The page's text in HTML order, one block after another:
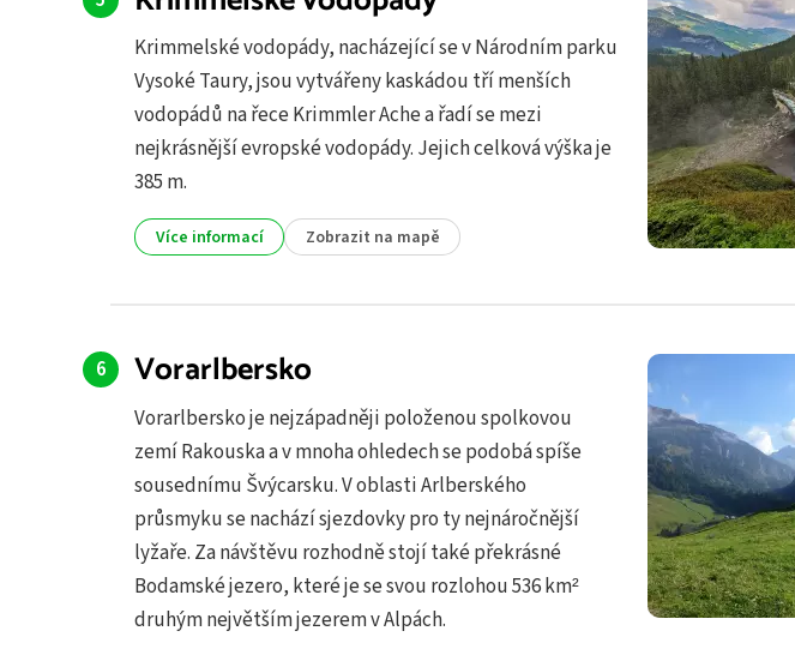
Krimmelské vodopády, nacházející se v Národním parku
Vysoké Taury, jsou vytvářeny kaskádou tří menších
vodopádů na řece Krimmler Ache a řadí se mezi
nejkrásnější evropské vodopády. Jejich celková výška je
385 m.
Více informací Zobrazit na mapě
Vorarlbersko
Vorarlbersko je nejzápadněji položenou spolkovou
zemí Rakouska a v mnoha ohledech se podobá spíše
sousednímu Švýcarsku. V oblasti Arlberského
průsmyku se nachází sjezdovky pro ty nejnáročnější
lyžaře. Za návštěvu rozhodně stojí také překrásné
Bodamské jezero, které je se svou rozlohou 536 km²
druhým největším jezerem v Alpách.